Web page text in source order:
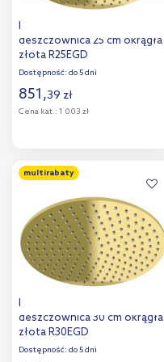
Kohlman Experience Gold
deszczownica 25 cm okrągła
złota R25EGD
Dostępność: do 5 dni
851,39 zł
Cena kat.: 1 003 zł
Dodaj do
porównania
multirabaty
Kohlman Experience Gold
deszczownica 30 cm okrągła
złota R30EGD
Dostępność: do 5 dni